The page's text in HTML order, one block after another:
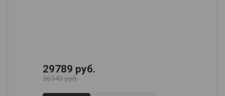
29789 руб.
36343 руб.